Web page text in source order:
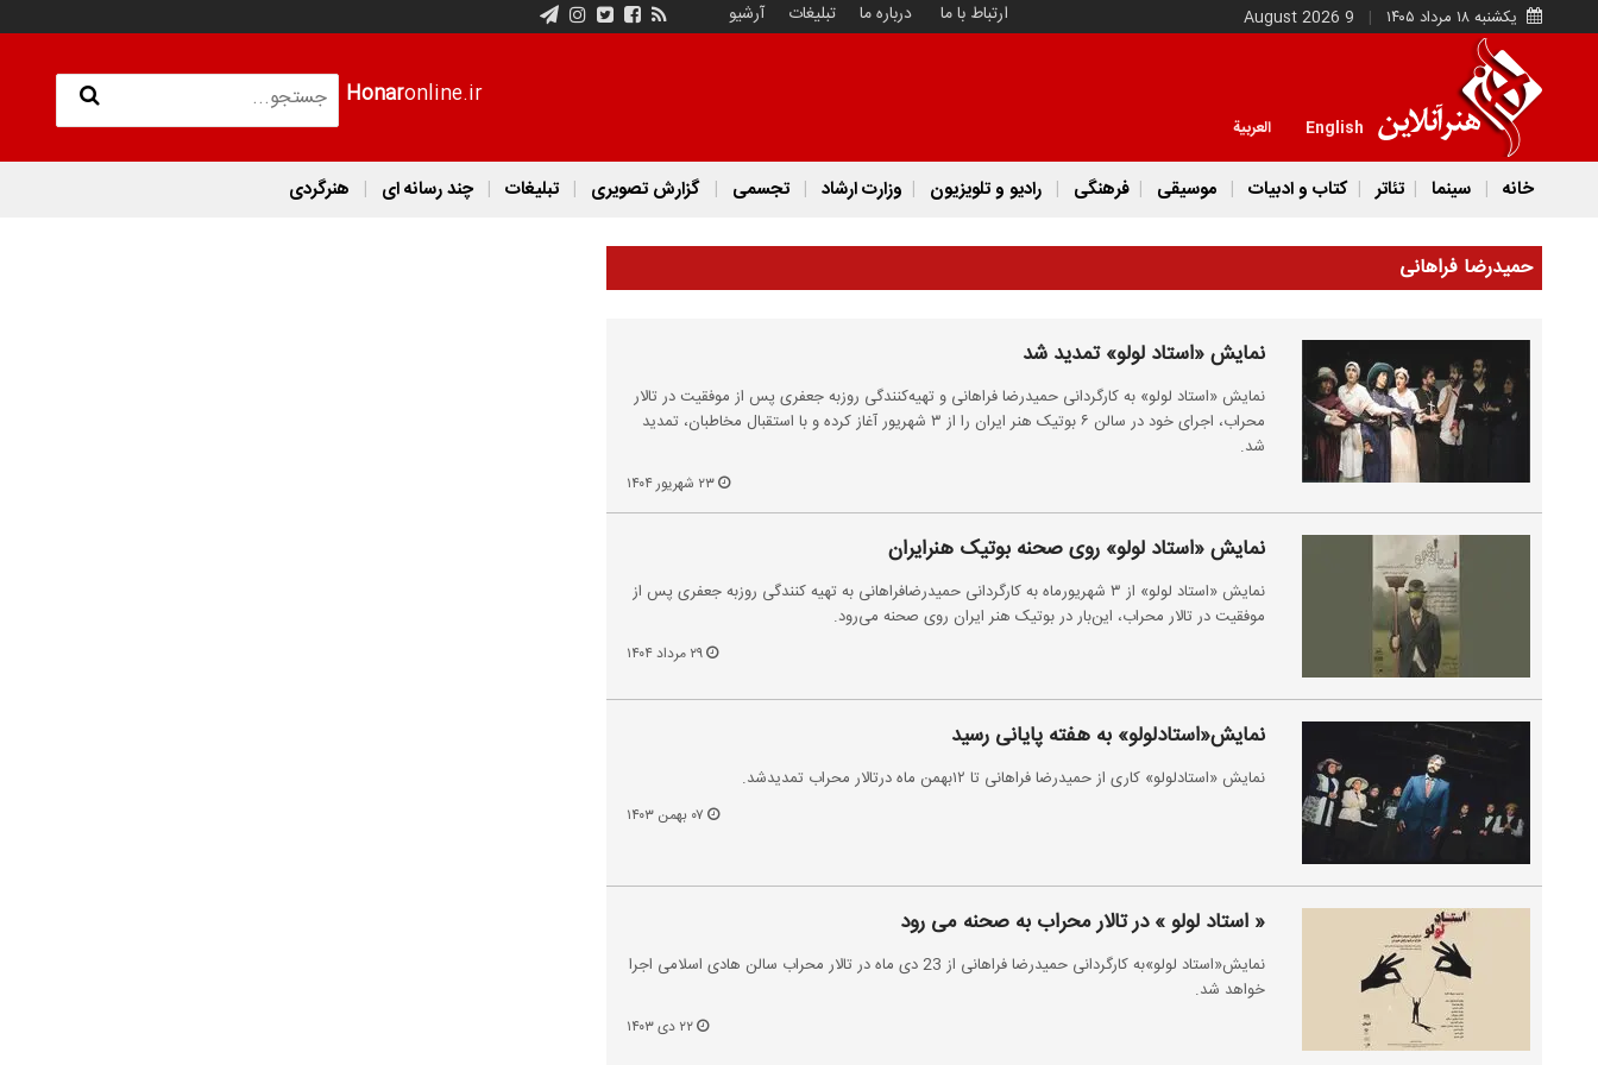
یکشنبه ۱۸ مرداد ۱۴۰۵ 9 August 2026 ارتباط با ما درباره ما تبلیغات آرشیو
Honaronline.ir
English العربية
خانه سینما تئاتر کتاب و ادبیات موسیقی فرهنگی رادیو و تلویزیون وزارت ارشاد تجسمی گزارش تصویری تبلیغات چند رسانه ای هنرگردی
حمیدرضا فراهانی
نمایش «استاد لولو» تمدید شد
نمایش «استاد لولو» به کارگردانی حمیدرضا فراهانی و تهیه‌کنندگی روزبه جعفری پس از موفقیت در تالار
محراب، اجرای خود در سالن ۶ بوتیک هنر ایران را از ۳ شهریور آغاز کرده و با استقبال مخاطبان، تمدید
شد.
۲۳ شهریور ۱۴۰۴
نمایش «استاد لولو» روی صحنه بوتیک هنرایران
نمایش «استاد لولو» از ۳ شهریورماه به کارگردانی حمیدرضافراهانی به تهیه کنندگی روزبه جعفری پس از
موفقیت در تالار محراب، این‌بار در بوتیک هنر ایران روی صحنه می‌رود.
۲۹ مرداد ۱۴۰۴
نمایش«استادلولو» به هفته پایانی رسید
نمایش «استادلولو» کاری از حمیدرضا فراهانی تا ۱۲بهمن ماه درتالار محراب تمدیدشد.
« استاد لولو » در تالار محراب به صحنه می رود
نمایش«استاد لولو»به کارگردانی حمیدرضا فراهانی از 23 دی ماه در تالار محراب سالن هادی اسلامی اجرا
خواهد شد.
۲۲ دی ۱۴۰۳